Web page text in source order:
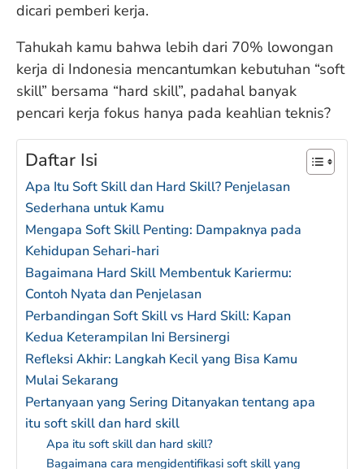
dicari pemberi kerja.
Tahukah kamu bahwa lebih dari 70% lowongan
kerja di Indonesia mencantumkan kebutuhan “soft
skill” bersama “hard skill”, padahal banyak
pencari kerja fokus hanya pada keahlian teknis?
Daftar Isi
Apa Itu Soft Skill dan Hard Skill? Penjelasan
Sederhana untuk Kamu
Mengapa Soft Skill Penting: Dampaknya pada
Kehidupan Sehari-hari
Bagaimana Hard Skill Membentuk Kariermu:
Contoh Nyata dan Penjelasan
Perbandingan Soft Skill vs Hard Skill: Kapan
Kedua Keterampilan Ini Bersinergi
Refleksi Akhir: Langkah Kecil yang Bisa Kamu
Mulai Sekarang
Pertanyaan yang Sering Ditanyakan tentang apa
itu soft skill dan hard skill
Apa itu soft skill dan hard skill?
Bagaimana cara mengidentifikasi soft skill yang